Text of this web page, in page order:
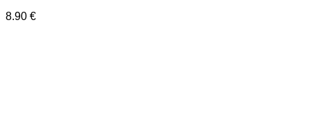
8.90 €